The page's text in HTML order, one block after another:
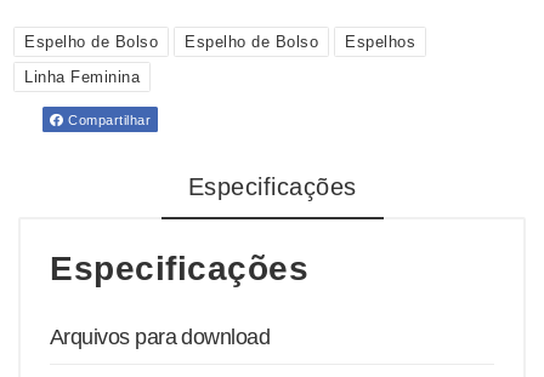
Espelho de Bolso Espelho de Bolso
Espelhos
Linha Feminina
Compartilhar
Especificações
Especificações
Arquivos para download